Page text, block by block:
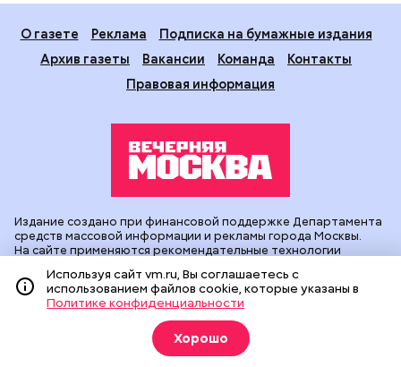
О газете Реклама
Подписка на бумажные издания
Архив газеты
Вакансии Команда
Контакты
Правовая информация
Сетевое издание "Вечерняя Москва" (18+) зарегистрировано
Издание создано при финансовой поддержке Департамента
средств массовой информации и рекламы города Москвы.
На сайте применяются рекомендательные технологии
на основе сбора, систематизации и анализа сведений,
относящихся к предпочтениям пользователей сети
«Интернет», находящихся на территории Российской
Используя сайт vm.ru, Вы соглашаетесь с
использованием файлов cookie, которые указаны в
Политике конфиденциальности
Хорошо